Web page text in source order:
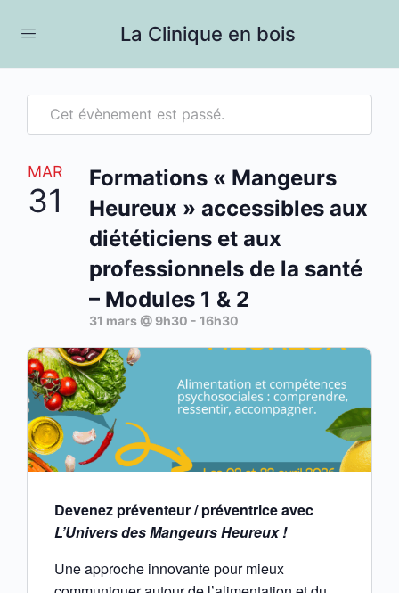
La Clinique en bois
Cet évènement est passé.
MAR
31
Formations « Mangeurs
Heureux » accessibles aux
diététiciens et aux
professionnels de la santé
– Modules 1 & 2
31 mars @ 9h30 - 16h30
Devenez préventeur / préventrice avec
L’Univers des Mangeurs Heureux !
Une approche innovante pour mieux